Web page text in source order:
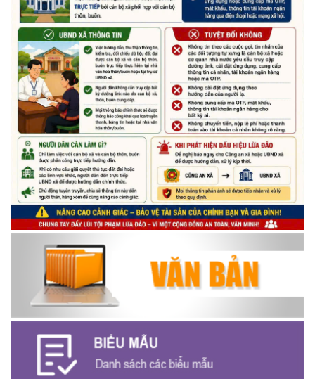
sáng tạo Việt Nam 18/5"
(15/05/2026)
Chương trình đối thoại giữa lãnh đạo UBND xã với thanh niên,
thiếu nhi trên địa bàn xã năm 2026
(14/05/2026)
Chương trình kỷ niệm 85 năm ngày thành lập Đội TNTP Hồ Chí
Minh (15/05/1941 – 15/05/2026) và kỷ niệm 136 năm ngày
sinh Chủ tịch Hồ Chí Minh (19/05/1890 – 19/05/2026).
(14/05/2026)
Thông báo tiếp nhận phản ánh, kiến nghị về quy định thủ tục
hành chính
Thông báo về thực hiện Luật tương trợ tư pháp về dân sự và
các văn bản quy định chi tiết, hướng dẫn thi hành
(04/08/2026)
Thông báo cảnh báo lừa đảo liên quan đến thủ tục đất đai
(24/07/2026)